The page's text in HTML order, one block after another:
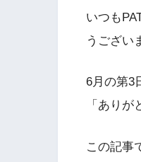
いつも
うござい
6月の第3
「あり
この記事